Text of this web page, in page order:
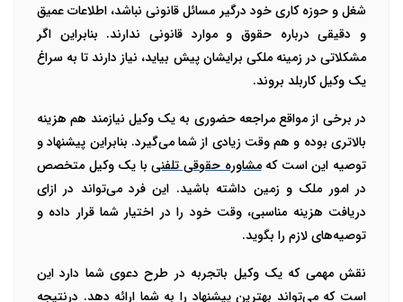
شغل و حوزه کاری خود درگیر مسائل قانونی نباشد، اطلاعات عمیق
و دقیقی درباره حقوق و موارد قانونی ندارند. بنابراین اگر
مشکلاتی در زمینه ملکی برایشان پیش بیاید، نیاز دارند تا به سراغ
یک وکیل کاربلد بروند.
در برخی از مواقع مراجعه حضوری به یک وکیل نیازمند هم هزینه
بالاتری بوده و هم وقت زیادی از شما می‌گیرد. بنابراین پیشنهاد و
توصیه این است کهمشاوره حقوقی تلفنیبا یک وکیل متخصص
در امور ملک و زمین داشته باشید. این فرد می‌تواند در ازای
دریافت هزینه مناسبی، وقت خود را در اختیار شما قرار داده و
توصیه‌های لازم را بگوید.
نقش مهمی که یک وکیل باتجربه در طرح دعوی شما دارد این
است که می‌تواند بهترین پیشنهاد را به شما ارائه دهد. درنتیجه